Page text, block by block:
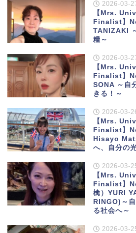
2026-03-
【Mrs.
Finalist】
TANIZAKI
糧～
2026-03-
【Mrs.
Finalist】
SONA ～自
きる！～
2026-03-
【Mrs.
Finalist】
Hisayo
へ、自分の
2026-03-
【Mrs.
Finalist】
檎）YURI
RINGO)～
る社会へ～
2026-03-